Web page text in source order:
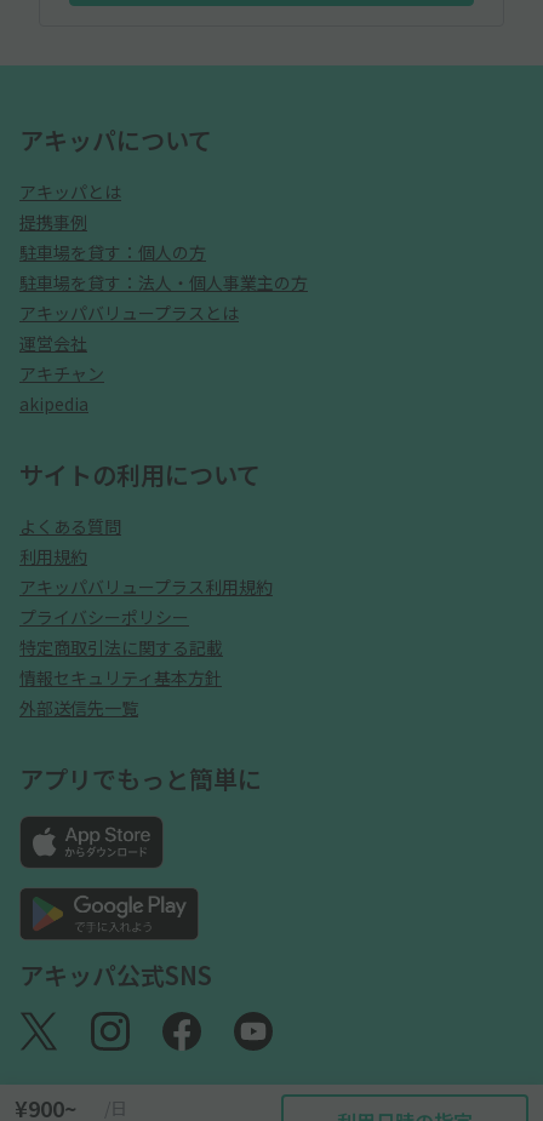
¥900~ /日
アキッパについて
アキッパとは
提携事例
駐車場を貸す：個人の方
駐車場を貸す：法人・個人事業主の方
アキッパバリュープラスとは
運営会社
アキチャン
akipedia
サイトの利用について
よくある質問
利用規約
アキッパバリュープラス利用規約
プライバシーポリシー
特定商取引法に関する記載
情報セキュリティ基本方針
外部送信先一覧
アプリでもっと簡単に
アキッパ公式SNS